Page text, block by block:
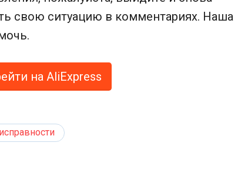
свою ситуацию в комментариях. Наша
на AliExpress